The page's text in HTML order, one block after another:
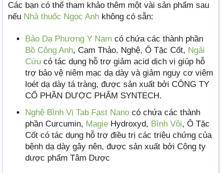
Các bạn có thể tham khảo thêm một vài sản phẩm sau
nếu Nhà thuốc Ngọc Anh không có sẵn:
Bảo Dạ Phương Y Nam có chứa các thành phần
Bồ Công Anh, Cam Thảo, Nghệ, Ô Tặc Cốt, Ngải
Cứu có tác dụng hỗ trợ giảm acid dịch vị giúp hỗ
trợ bảo vệ niêm mạc dạ dày và giảm nguy cơ viêm
loét dạ dày tá tràng, được sản xuất bởi CÔNG TY
CỔ PHẦN DƯỢC PHẨM SYNTECH.
Nghệ Bình Vị Tab Fast Nano có chứa các thành
phần Curcumin, Magie Hydroxyd, Bình Vôi, Ô Tặc
Cốt có tác dụng hỗ trợ điều trị các triệu chứng của
bệnh dạ dày gây nên, được sản xuất bởi Công ty
dược phẩm Tâm Dược